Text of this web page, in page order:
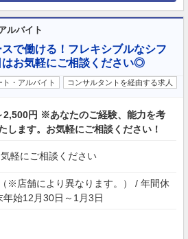
ルバイト
スで働ける！フレキシブルなシフ
お気軽にご相談ください◎
ト・アルバイト コンサルタントを経由する求人
2,500円 ※あなたのご経験、能力を考
します。お気軽にご相談ください！
軽にご相談ください
※店舗により異なります。） / 年間休
年始12月30日～1月3日